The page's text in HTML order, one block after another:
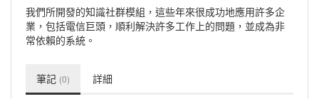
我們所開發的知識社群模組，這些年來很成功地應用許多企
業，包括電信巨頭，順利解決許多工作上的問題，並成為非
常依賴的系統。
筆記 (0) 詳細